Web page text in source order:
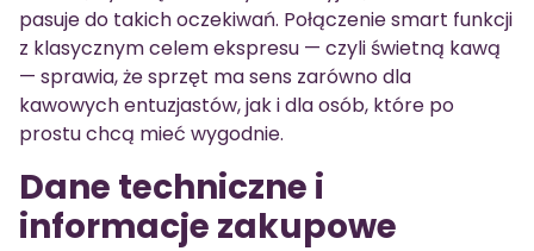
pasuje do takich oczekiwań. Połączenie smart funkcji
z klasycznym celem ekspresu — czyli świetną kawą
— sprawia, że sprzęt ma sens zarówno dla
kawowych entuzjastów, jak i dla osób, które po
prostu chcą mieć wygodnie.
Dane techniczne i
informacje zakupowe